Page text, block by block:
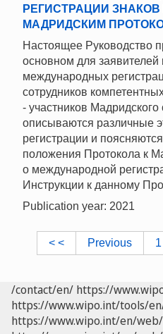
РЕГИСТРАЦИИ
МАДРИДСКИМ
Настоящее Руководство
основном для заявителей
международных
сотрудников
- участников
описываются различные
регистрации и
положения Протокола к
о международной
Инструкции к данному
Publication year: 2021
< < Previous 1
/contact/en/ https://
https://www.wipo.int/tools/
https://www.wipo.int/en/